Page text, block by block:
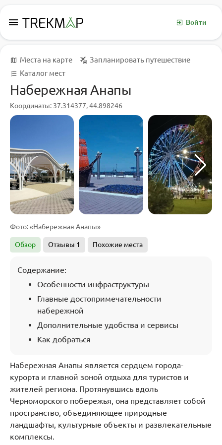
menu Войти
Места на карте
Запланировать путешествие
Каталог мест
Набережная Анапы
Координаты: 37.314377, 44.898246
Фото: «Набережная Анапы»
Обзор Отзывы 1 Похожие места
Содержание:
Особенности инфраструктуры
Главные достопримечательности
набережной
Дополнительные удобства и сервисы
Как добраться
Набережная Анапы является сердцем города-
курорта и главной зоной отдыха для туристов и
жителей региона. Протянувшись вдоль
Черноморского побережья, она представляет собой
пространство, объединяющее природные
ландшафты, культурные объекты и развлекательные
комплексы.